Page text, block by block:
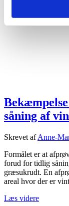
såning af
Skrevet afAnne-
Formålet er at
forud for tidlig
græsukrudt. En
areal hvor der er
Læs videre